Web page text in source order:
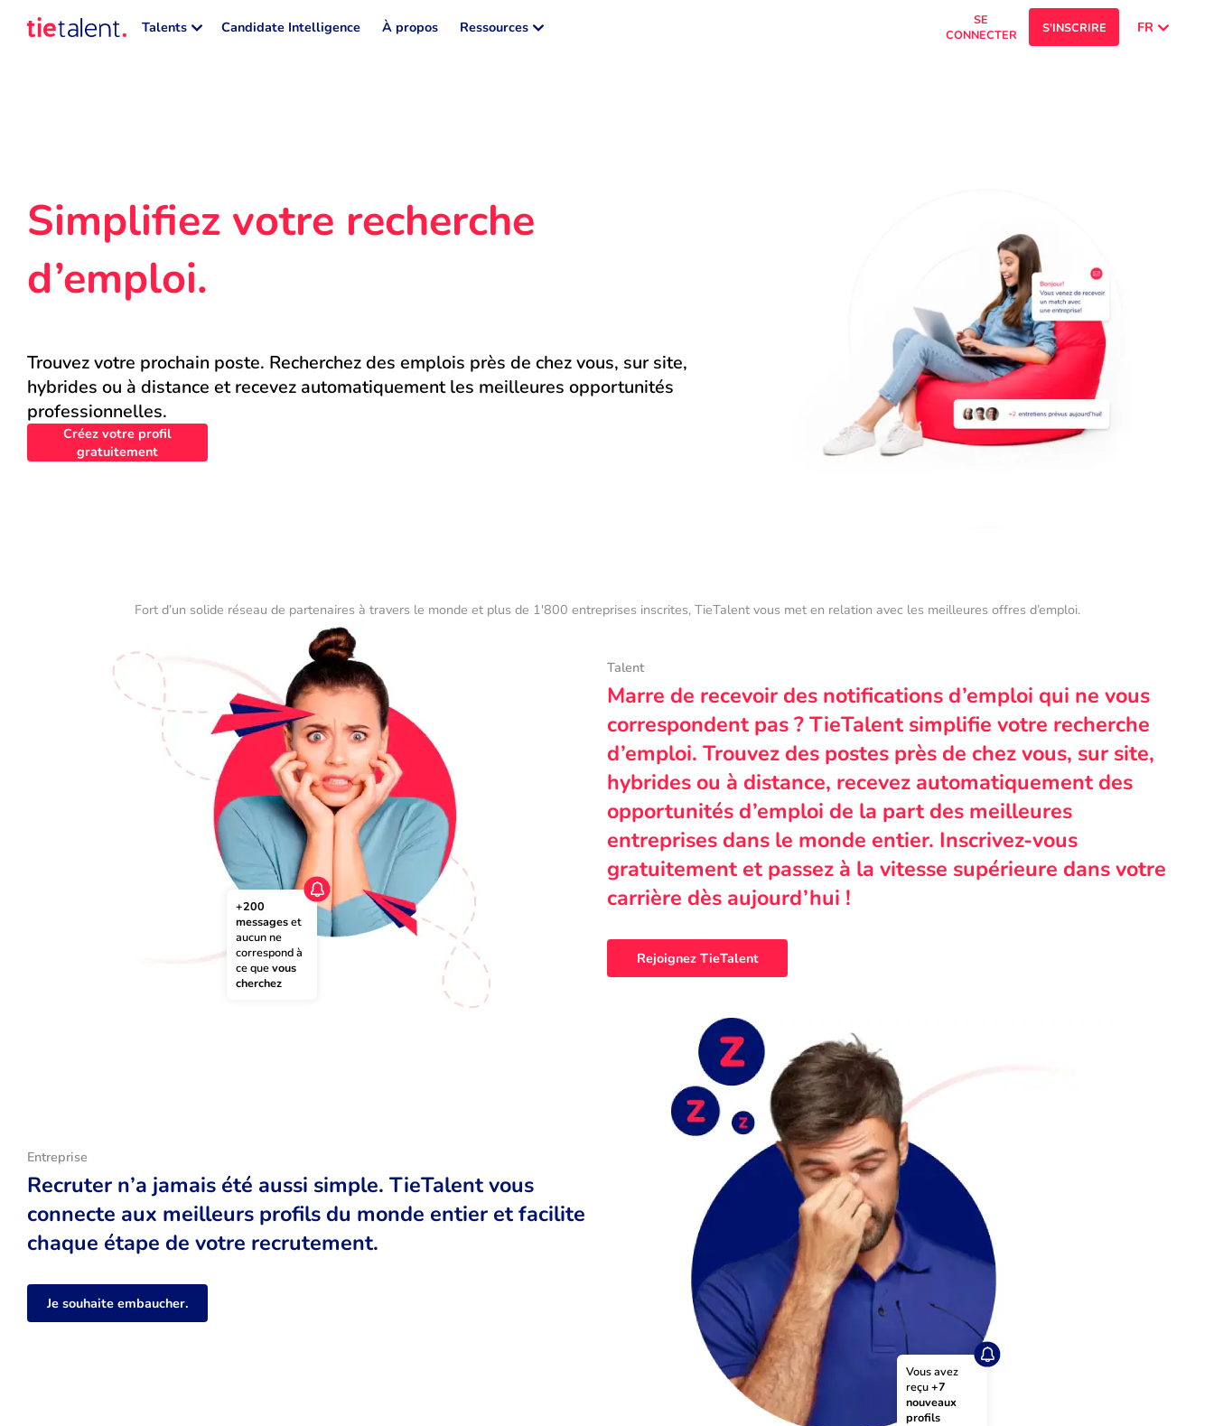
Talents Candidate Intelligence À propos Ressources
SE
CONNECTER
S'INSCRIRE FR
Simplifiez votre recherche
d’emploi.
Trouvez votre prochain poste. Recherchez des emplois près de chez vous, sur site,
hybrides ou à distance et recevez automatiquement les meilleures opportunités
professionnelles.
Créez votre profil
gratuitement
Fort d’un solide réseau de partenaires à travers le monde et plus de 1'800 entreprises inscrites, TieTalent vous met en relation avec les meilleures offres d’emploi.
+200
messages et
aucun ne
correspond à
ce que vous
cherchez
Talent
Marre de recevoir des notifications d’emploi qui ne vous
correspondent pas ? TieTalent simplifie votre recherche
d’emploi. Trouvez des postes près de chez vous, sur site,
hybrides ou à distance, recevez automatiquement des
opportunités d’emploi de la part des meilleures
entreprises dans le monde entier. Inscrivez-vous
gratuitement et passez à la vitesse supérieure dans votre
carrière dès aujourd’hui !
Rejoignez TieTalent
Vous avez
reçu +7
nouveaux
profils
Entreprise
Recruter n’a jamais été aussi simple. TieTalent vous
connecte aux meilleurs profils du monde entier et facilite
chaque étape de votre recrutement.
Je souhaite embaucher.